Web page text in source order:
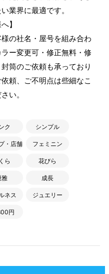
業界に最適です。
】
の社名・屋号を組み合わ
ー変更可・修正無料・修
筒のご依頼も承っており
頼、ご不明点は些細なこ
い。
ク シンプル
・店舗 フェミニン
ら 花びら
雅 成長
ネス ジュエリー
円